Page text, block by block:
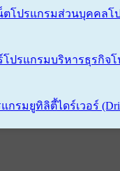
ตโปรแกรมส่วนบุคคลโ
โปรแกรมบริหารธุรกิจโ
แกรมยูทิลิตี้ไดร์เวอร์